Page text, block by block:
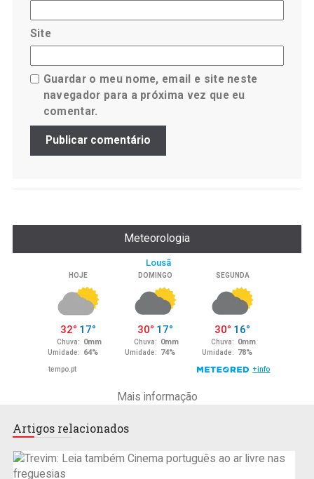
Site
Guardar o meu nome, email e site neste
navegador para a próxima vez que eu
comentar.
Meteorologia
Mais informação
Artigos relacionados